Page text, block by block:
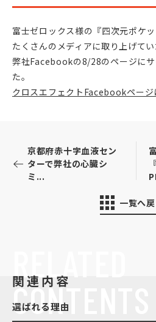
富士ゼロックス様の『四次元ポケ
たくさんのメディアに取り上げてい
弊社Facebookの8/28のページに
た。
クロスエフェクトFacebookページ
京都府赤十字血液セン
ターで弊社の心臓シ
ミ...
一覧へ
CONTENTS
関連内容
選ばれる理由